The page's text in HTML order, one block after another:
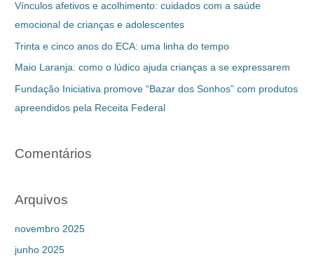
Vínculos afetivos e acolhimento: cuidados com a saúde
emocional de crianças e adolescentes
Trinta e cinco anos do ECA: uma linha do tempo
Maio Laranja: como o lúdico ajuda crianças a se expressarem
Fundação Iniciativa promove “Bazar dos Sonhos” com produtos
apreendidos pela Receita Federal
Comentários
Arquivos
novembro 2025
junho 2025